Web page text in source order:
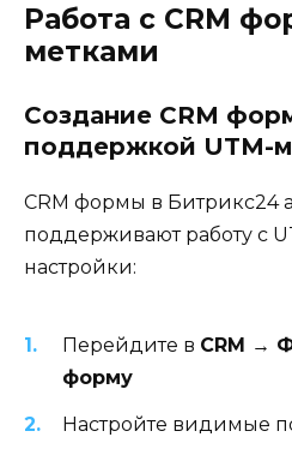
Работа с CRM
метками
Создание CRM
поддержкой UTM-
CRM формы в Битрикс24
поддерживают работу с
настройки:
Перейдите в CRM →
форму
Настройте видимые